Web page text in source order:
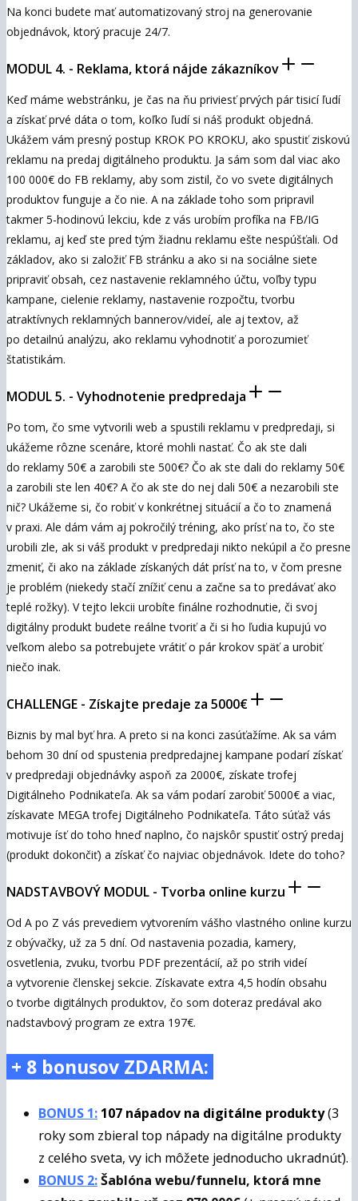
Na konci budete mať automatizovaný stroj na generovanie
objednávok, ktorý pracuje 24/7.
MODUL 4. - Reklama, ktorá nájde zákazníkov
Keď máme webstránku, je čas na ňu priviesť prvých pár tisicí ľudí
a získať prvé dáta o tom, koľko ľudí si náš produkt objedná.
Ukážem vám presný postup KROK PO KROKU, ako spustiť ziskovú
reklamu na predaj digitálneho produktu. Ja sám som dal viac ako
100 000€ do FB reklamy, aby som zistil, čo vo svete digitálnych
produktov funguje a čo nie. A na základe toho som pripravil
takmer 5-hodinovú lekciu, kde z vás urobím profíka na FB/IG
reklamu, aj keď ste pred tým žiadnu reklamu ešte nespúšťali. Od
základov, ako si založiť FB stránku a ako si na sociálne siete
pripraviť obsah, cez nastavenie reklamného účtu, voľby typu
kampane, cielenie reklamy, nastavenie rozpočtu, tvorbu
atraktívnych reklamných bannerov/videí, ale aj textov, až
po detailnú analýzu, ako reklamu vyhodnotiť a porozumieť
štatistikám.
MODUL 5. - Vyhodnotenie predpredaja
Po tom, čo sme vytvorili web a spustili reklamu v predpredaji, si
ukážeme rôzne scenáre, ktoré mohli nastať. Čo ak ste dali
do reklamy 50€ a zarobili ste 500€? Čo ak ste dali do reklamy 50€
a zarobili ste len 40€? A čo ak ste do nej dali 50€ a nezarobili ste
nič? Ukážeme si, čo robiť v konkrétnej situácií a čo to znamená
v praxi. Ale dám vám aj pokročilý tréning, ako prísť na to, čo ste
urobili zle, ak si váš produkt v predpredaji nikto nekúpil a čo presne
zmeniť, či ako na základe získaných dát prísť na to, v čom presne
je problém (niekedy stačí znížiť cenu a začne sa to predávať ako
teplé rožky). V tejto lekcii urobíte finálne rozhodnutie, či svoj
digitálny produkt budete reálne tvoriť a či si ho ľudia kupujú vo
veľkom alebo sa potrebujete vrátiť o pár krokov späť a urobiť
niečo inak.
CHALLENGE - Získajte predaje za 5000€
Biznis by mal byť hra. A preto si na konci zasúťažíme. Ak sa vám
behom 30 dní od spustenia predpredajnej kampane podarí získať
v predpredaji objednávky aspoň za 2000€, získate trofej
Digitálneho Podnikateľa. Ak sa vám podarí zarobiť 5000€ a viac,
získavate MEGA trofej Digitálneho Podnikateľa. Táto súťaž vás
motivuje ísť do toho hneď naplno, čo najskôr spustiť ostrý predaj
(produkt dokončiť) a získať čo najviac objednávok. Idete do toho?
NADSTAVBOVÝ MODUL - Tvorba online kurzu
Od A po Z vás prevediem vytvorením vášho vlastného online kurzu
z obývačky, už za 5 dní. Od nastavenia pozadia, kamery,
osvetlenia, zvuku, tvorbu PDF prezentácií, až po strih videí
a vytvorenie členskej sekcie. Získavate extra 4,5 hodín obsahu
o tvorbe digitálnych produktov, čo som doteraz predával ako
nadstavbový program ze extra 197€.
+ 8 bonusov ZDARMA:
BONUS 1: 107 nápadov na digitálne produkty(3
roky som zbieral top nápady na digitálne produkty
z celého sveta, vy ich môžete jednoducho ukradnúť).
BONUS 2:Šablóna webu/funnelu, ktorá mne